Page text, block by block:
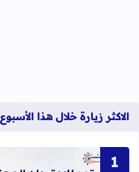
الاكثر زيارة خلال هذا الأسبوع